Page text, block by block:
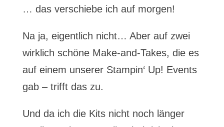
… das verschiebe ich auf morgen!
Na ja, eigentlich nicht… Aber auf zwei
wirklich schöne Make-and-Takes, die es
auf einem unserer Stampin‘ Up! Events
gab – trifft das zu.
Und da ich die Kits nicht noch länger